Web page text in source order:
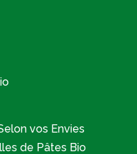
vos Envies
de Pâtes Bio